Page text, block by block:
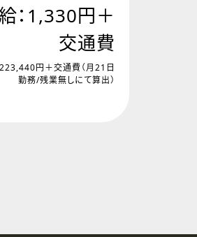
：1,330円＋
交通費
円＋交通費（月21日
勤務/残業無しにて算出）